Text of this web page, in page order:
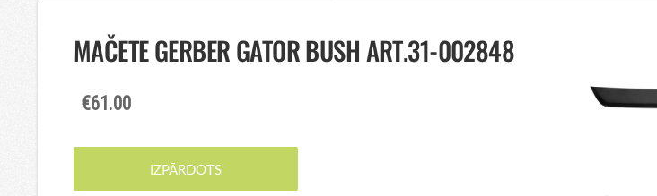
MAČETE GERBER GATOR BUSH ART.31-002848
€61.00
IZPĀRDOTS